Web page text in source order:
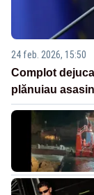
24 feb. 2026, 15:50
Complot
plănuiau